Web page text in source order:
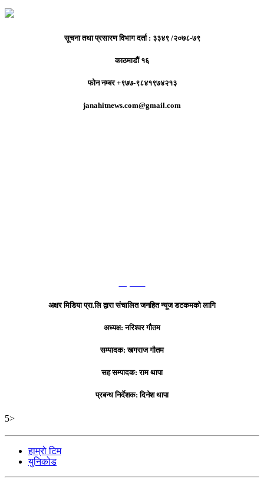
सूचना तथा प्रसारण विभाग दर्ता : ३३४९ /२०७८-७९
काठमाडौं १६
फोन नम्बर +९७७-९८४१९७४२१३
janahitnews.com@gmail.com
अक्षर मिडिया प्रा.लि द्वारा संचालित जनहित न्यूज डटकमको लागि
अध्यक्ष: नरिश्वर गौतम
सम्पादक: खगराज गौतम
सह सम्पादक: राम थापा
प्रबन्ध निर्देशक: दिनेश थापा
5>
हाम्रो टिम
युनिकोड